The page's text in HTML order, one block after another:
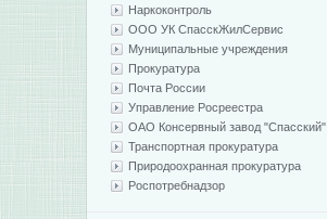
Наркоконтроль
ООО УК СпасскЖилСервис
Муниципальные учреждения
Прокуратура
Почта России
Управление Росреестра
ОАО Консервный завод "Спасский"
Транспортная прокуратура
Природоохранная прокуратура
Роспотребнадзор